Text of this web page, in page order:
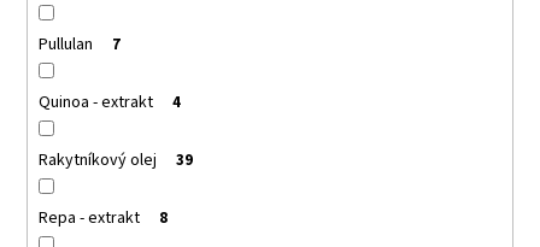
Pullulan 7
Quinoa - extrakt 4
Rakytníkový olej 39
Repa - extrakt 8